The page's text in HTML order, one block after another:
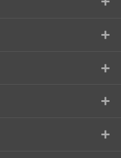
+
+
+
+